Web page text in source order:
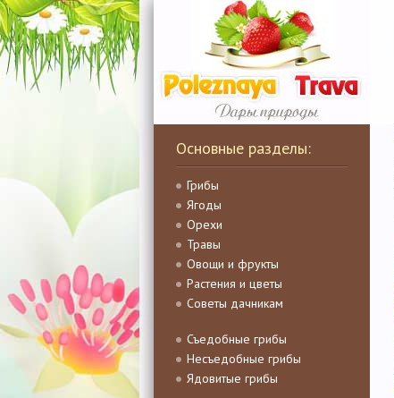
Основные разделы:
Грибы
Ягоды
Орехи
Травы
Овощи и фрукты
Растения и цветы
Советы дачникам
Съедобные грибы
Несъедобные грибы
Ядовитые грибы